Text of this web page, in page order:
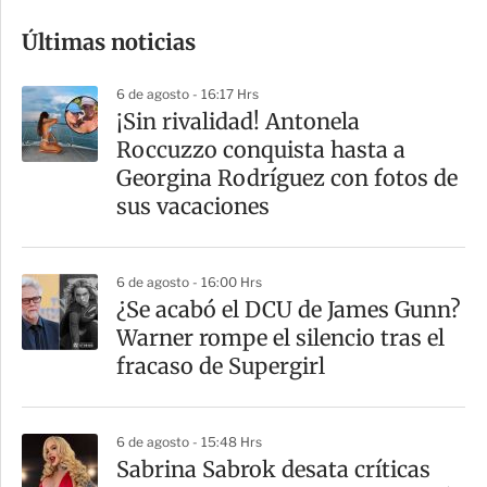
m
a
r
t
Últimas noticias
6 de agosto - 16:17 Hrs
¡Sin rivalidad! Antonela
Roccuzzo conquista hasta a
Georgina Rodríguez con fotos de
sus vacaciones
6 de agosto - 16:00 Hrs
¿Se acabó el DCU de James Gunn?
Warner rompe el silencio tras el
fracaso de Supergirl
6 de agosto - 15:48 Hrs
Sabrina Sabrok desata críticas